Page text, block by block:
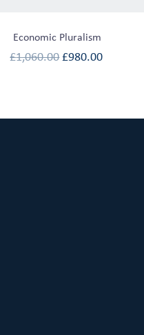
Economic Pluralism
£1,060.00 £980.00